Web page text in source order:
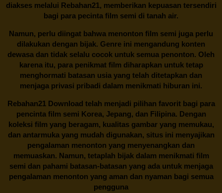
diakses melalui Rebahan21, memberikan kepuasan tersendiri
bagi para pecinta film semi di tanah air.
Namun, perlu diingat bahwa menonton film semi juga perlu
dilakukan dengan bijak. Genre ini mengandung konten
dewasa dan tidak selalu cocok untuk semua penonton. Oleh
karena itu, para penikmat film diharapkan untuk tetap
menghormati batasan usia yang telah ditetapkan dan
menjaga privasi pribadi dalam menikmati hiburan ini.
Rebahan21Download telah menjadi pilihan favorit bagi para
pencinta film semi Korea, Jepang, dan Filipina. Dengan
koleksi film yang beragam, kualitas gambar yang memukau,
dan antarmuka yang mudah digunakan, situs ini menyajikan
pengalaman menonton yang menyenangkan dan
memuaskan. Namun, tetaplah bijak dalam menikmati film
semi dan pahami batasan-batasan yang ada untuk menjaga
pengalaman menonton yang aman dan nyaman bagi semua
pengguna